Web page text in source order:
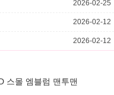
2026-02-25
2026-02-12
2026-02-12
스몰 엠블럼 맨투맨